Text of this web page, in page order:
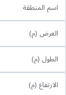
اسم المنطقة
العرض (م)
الطول (م)
الارتفاع (م)